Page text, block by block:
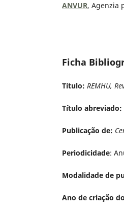
ANVUR, Agenzia
Ficha
Título: REMHU,
Título abreviado:
Publicação de:
Periodicidade:
Modalidade de
Ano de criação